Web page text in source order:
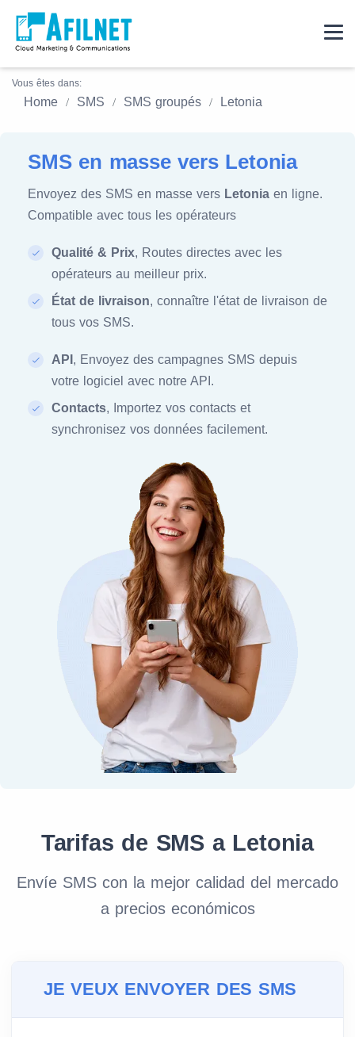
Vous êtes dans:
Home SMS SMS groupés Letonia
SMS en masse vers Letonia
Envoyez des SMS en masse vers Letonia en ligne.
Compatible avec tous les opérateurs
Qualité & Prix, Routes directes avec les
opérateurs au meilleur prix.
État de livraison, connaître l'état de livraison de
tous vos SMS.
API , Envoyez des campagnes SMS depuis
votre logiciel avec notre API.
Contacts, Importez vos contacts et
synchronisez vos données facilement.
Tarifas de SMS a Letonia
Envíe SMS con la mejor calidad del mercado
a precios económicos
JE VEUX ENVOYER DES SMS